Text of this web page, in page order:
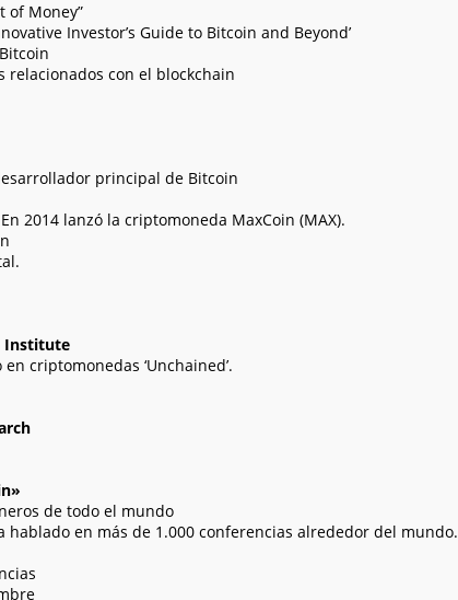
of Money”
Investor’s Guide to Bitcoin and Beyond’
relacionados con el blockchain
principal de Bitcoin
2014 lanzó la criptomoneda MaxCoin (MAX).
Institute
criptomonedas ‘Unchained’.
de todo el mundo
hablado en más de 1.000 conferencias alrededor del mundo.